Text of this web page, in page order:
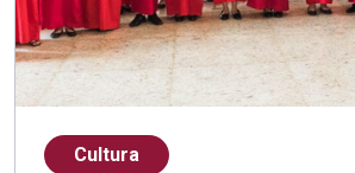
Cultura